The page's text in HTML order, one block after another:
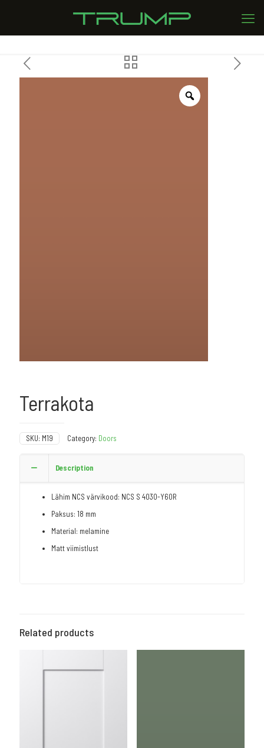
Terrakota
SKU: M19 Category: Doors
Description
Lähim NCS värvikood: NCS S 4030-Y60R
Paksus: 18 mm
Material: melamine
Matt viimistlust
Related products